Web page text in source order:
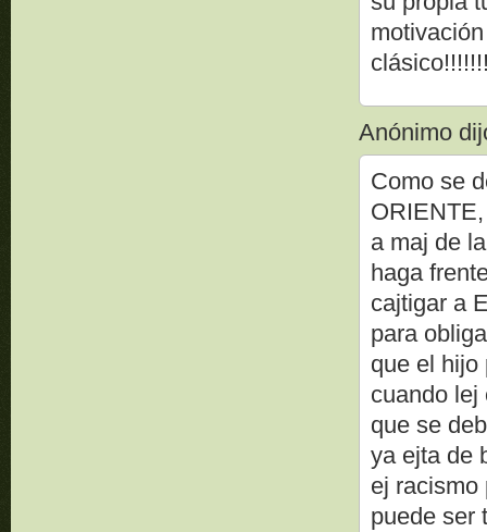
Anónimo
Como se
a maj de
haga
cajtigar a
para
que el hijo
cuando lej
que se
ya ejta de
ej racismo
puede ser